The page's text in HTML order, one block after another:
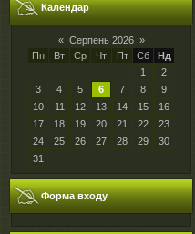
Календар
« Серпень 2026 »
Пн
Вт Ср Чт Пт Сб
Нд
1
2
3
4 5 6 7 8
9
10
11 12 13 14 15
16
17
18 19 20 21 22
23
24
25 26 27 28 29
30
31
Форма входу